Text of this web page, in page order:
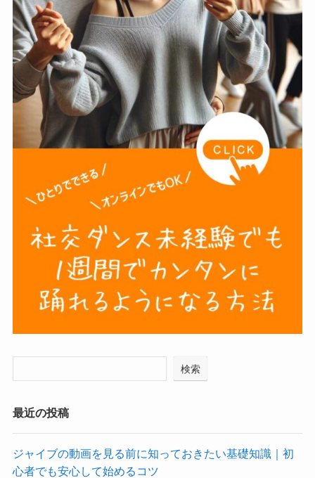
検索
最近の投稿
ジャイブの動画を見る前に知っておきたい基礎知識｜初
心者でも安心して始めるコツ